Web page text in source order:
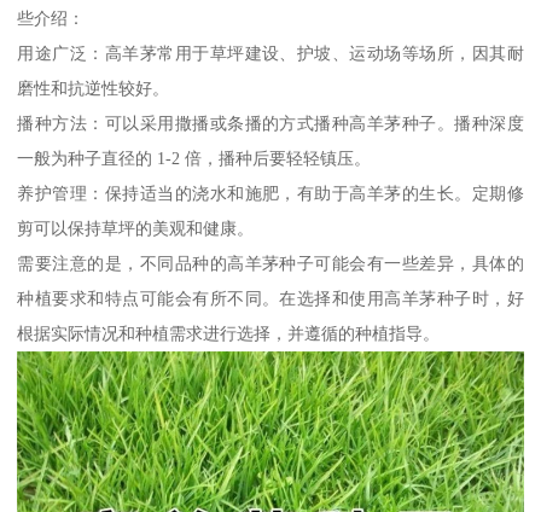
些介绍：
用途广泛：高羊茅常用于草坪建设、护坡、运动场等场所，因其耐
磨性和抗逆性较好。
播种方法：可以采用撒播或条播的方式播种高羊茅种子。播种深度
一般为种子直径的 1-2 倍，播种后要轻轻镇压。
养护管理：保持适当的浇水和施肥，有助于高羊茅的生长。定期修
剪可以保持草坪的美观和健康。
需要注意的是，不同品种的高羊茅种子可能会有一些差异，具体的
种植要求和特点可能会有所不同。在选择和使用高羊茅种子时，好
根据实际情况和种植需求进行选择，并遵循的种植指导。